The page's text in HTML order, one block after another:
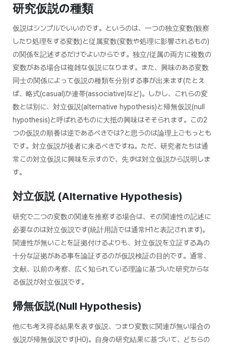
研究仮説の種類
仮説はシンプルでいいのです。というのは、一つの独立変数(観察
したり処理をする変数)と従属変数(変数や処理に影響されるもの)
の関係を記述するだけでよいからです。独立/従属の両方に複数の
変数がある場合は複雑な仮説になります。また、興味のある変数
同士の関係によって仮説の種類を分別する事が出来ます(たとえ
ば、略式(casual)か連帯(associative)など)。しかし、これらの変
数とは別に、対立仮説(alternative hypothesis)と帰無仮説(null
hypothesis)と呼ばれるものに大抵の興味はそそられます。この2
つの仮説の順番は逆であるべきでは?と思うのは論理上ごもっとも
です。対立仮説が後者に来るべきですね。ただ、研究者たちは通
常この対立仮説に興味を示すので、先ずは対立仮説から説明しま
す。
対立仮説 (Alternative Hypothesis)
研究で二つの変数の関連を推察する場合は、その関連性の記述に
必要なのは対立仮説です(統計用語では通常 H1 と表記されます)。
関連性が無いことを証拠付けるよりも、対立仮説を立証する為の
十分な証拠がある事を論証するのが仮説検証の目的です。通常、
文献、以前の考察、広く知られている理論に基づいた研究からな
る仮説が対立仮説です。
帰無仮説(Null Hypothesis)
他にも考え得る結果を表す仮説、つまり変数に関連が無い場合の
仮説が帰無仮説です(H0)。自身の研究結果に基づいて、どちらの